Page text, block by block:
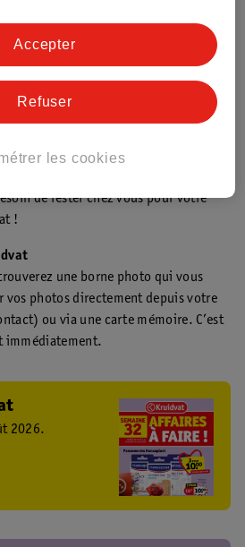
!
de rester chez vous pour votre
!
une borne photo qui vous
vos photos directement depuis votre
ou via une carte mémoire. C’est
immédiatement.
2026.
les cookies
Refuser
Accepter